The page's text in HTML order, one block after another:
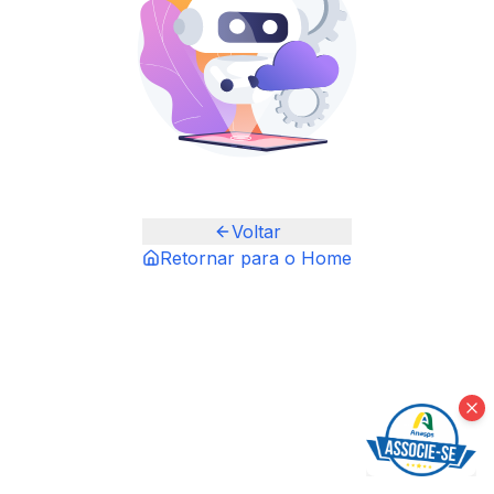
Voltar
Retornar para o Home